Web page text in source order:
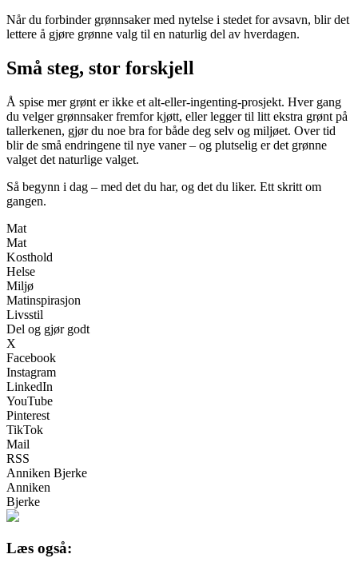
Når du forbinder grønnsaker med nytelse i stedet for avsavn, blir det
lettere å gjøre grønne valg til en naturlig del av hverdagen.
Små steg, stor forskjell
Å spise mer grønt er ikke et alt-eller-ingenting-prosjekt. Hver gang
du velger grønnsaker fremfor kjøtt, eller legger til litt ekstra grønt på
tallerkenen, gjør du noe bra for både deg selv og miljøet. Over tid
blir de små endringene til nye vaner – og plutselig er det grønne
valget det naturlige valget.
Så begynn i dag – med det du har, og det du liker. Ett skritt om
gangen.
Mat
Mat
Kosthold
Helse
Miljø
Matinspirasjon
Livsstil
Del og gjør godt
X
Facebook
Instagram
LinkedIn
YouTube
Pinterest
TikTok
Mail
RSS
Anniken Bjerke
Anniken
Bjerke
Læs også: